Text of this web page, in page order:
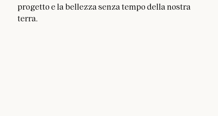
progetto e la bellezza senza tempo della nostra
terra.